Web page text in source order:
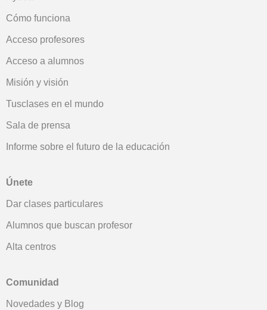
Cómo funciona
Acceso profesores
Acceso a alumnos
Misión y visión
Tusclases en el mundo
Sala de prensa
Informe sobre el futuro de la educación
Únete
Dar clases particulares
Alumnos que buscan profesor
Alta centros
Comunidad
Novedades y Blog